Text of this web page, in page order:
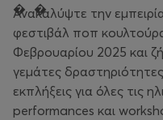
Ανακαλύψτε την
φεστιβάλ ποπ
Φεβρουαρίου 2025 και
γεμάτες
εκπλήξεις για όλες τις
performances και